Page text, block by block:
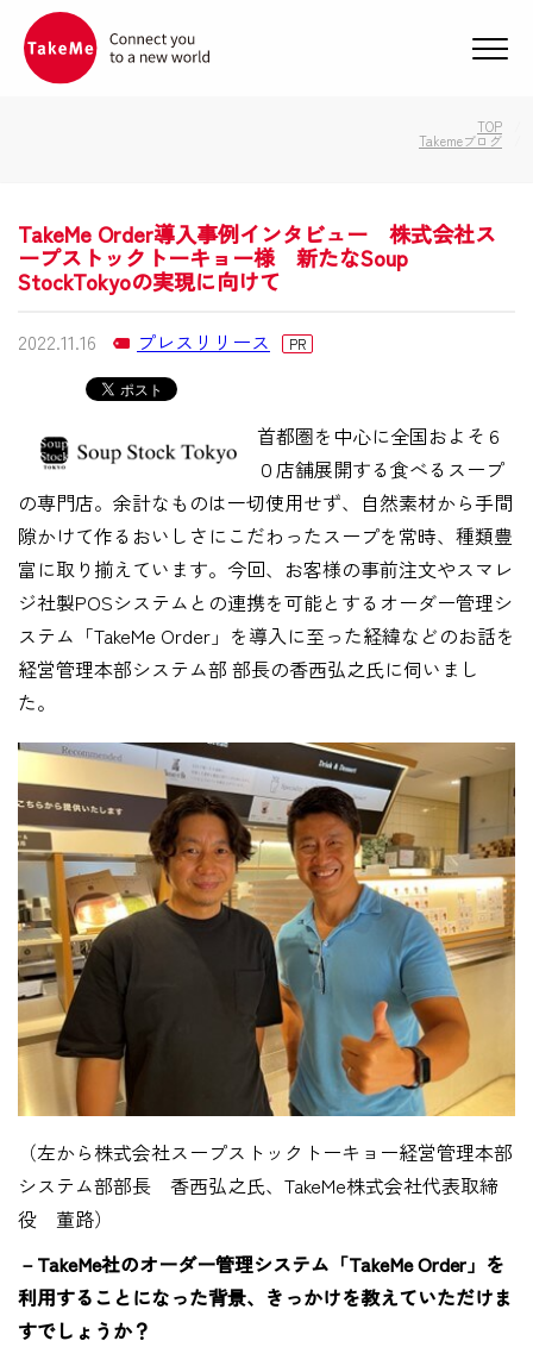
メニ
TOP
Takemeブログ
TakeMe Order導入事例インタビュー 株式会社ス
ープストックトーキョー様 新たなSoup
StockTokyoの実現に向けて
2022.11.16 プレスリリース PR
首都圏を中心に全国およそ６
０店舗展開する食べるスープ
の専門店。余計なものは一切使用せず、自然素材から手間
隙かけて作るおいしさにこだわったスープを常時、種類豊
富に取り揃えています。今回、お客様の事前注文やスマレ
ジ社製POSシステムとの連携を可能とするオーダー管理シ
ステム「TakeMe Order」を導入に至った経緯などのお話を
経営管理本部システム部 部長の香西弘之氏に伺いまし
た。
（左から株式会社スープストックトーキョー経営管理本部
システム部部長 香西弘之氏、TakeMe株式会社代表取締
役 董路）
－TakeMe社のオーダー管理システム「TakeMe Order」を
利用することになった背景、きっかけを教えていただけま
すでしょうか？